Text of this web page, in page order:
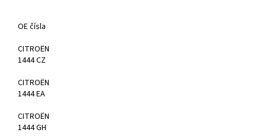
OE čísla
CITROËN
1444 CZ
CITROËN
1444 EA
CITROËN
1444 GH